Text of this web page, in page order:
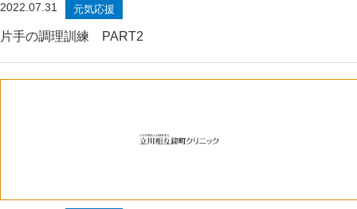
2022.07.31 元気応援
片手の調理訓練 PART2